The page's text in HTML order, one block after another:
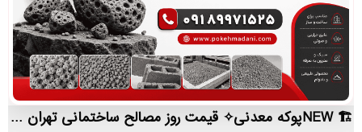
NEWپوکه معدنی✧ قیمت روز مصالح ساختمانی تهران | لیست قیمت روز و خرید مستقیم ، مناسب تر از نمایندگی شهرستان ها